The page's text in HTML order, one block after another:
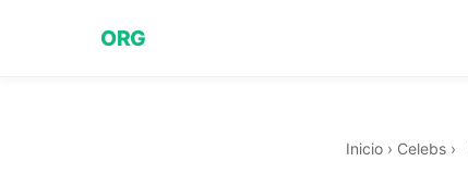
ORG
Inicio › Celebs ›